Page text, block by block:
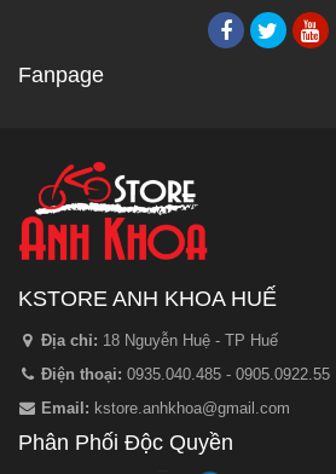
Fanpage
KSTORE ANH KHOA HUẾ
Địa chỉ: 18 Nguyễn Huệ - TP Huế
Điện thoại: 0935.040.485 - 0905.0922.55
Email: kstore.anhkhoa@gmail.com
Phân Phối Độc Quyền